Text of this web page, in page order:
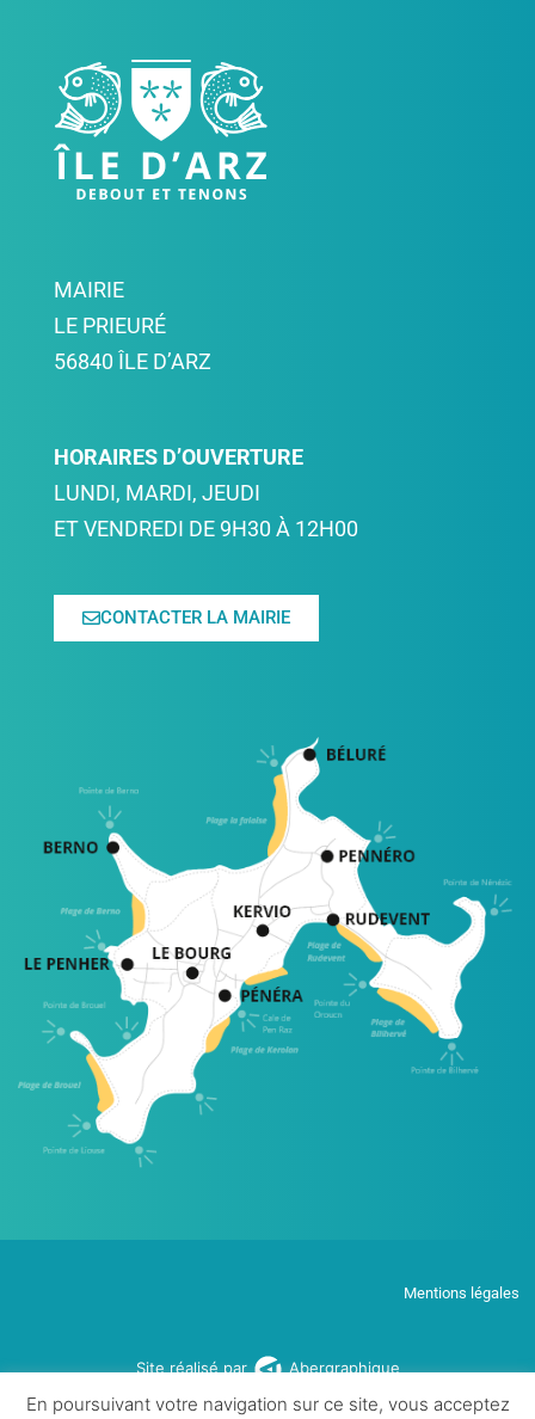
MAIRIE
LE PRIEURÉ
56840 ÎLE D’ARZ
HORAIRES D’OUVERTURE
LUNDI, MARDI, JEUDI
ET VENDREDI DE 9H30 À 12H00
CONTACTER LA MAIRIE
Mentions légales
Site réalisé par Abergraphique
En poursuivant votre navigation sur ce site, vous acceptez